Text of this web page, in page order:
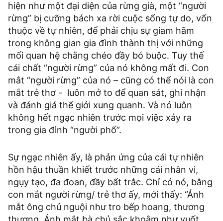
hiện như một đại diện của rừng già, một “người
rừng” bị cưỡng bách xa rời cuộc sống tự do, vốn
thuộc về tự nhiên, để phải chịu sự giam hãm
trong không gian gia đình thành thị với những
mối quan hệ chằng chéo đầy bó buộc. Tuy thế
cái chất “người rừng” của nó không mất đi. Con
mắt “người rừng” của nó – cũng có thể nói là con
mắt trẻ thơ - luôn mở to để quan sát, ghi nhận
và đánh giá thế giới xung quanh. Và nó luôn
không hết ngạc nhiên trước mọi việc xảy ra
trong gia đình “người phố”.
Sự ngạc nhiên ấy, là phản ứng của cái tự nhiên
hồn hậu thuần khiết trước những cái nhân vi,
ngụy tạo, đa đoan, đầy bất trắc. Chỉ có nó, bằng
con mắt người rừng/ trẻ thơ ấy, mới thấy: “Ánh
mắt ông chủ nguội như tro bếp hoang, thương